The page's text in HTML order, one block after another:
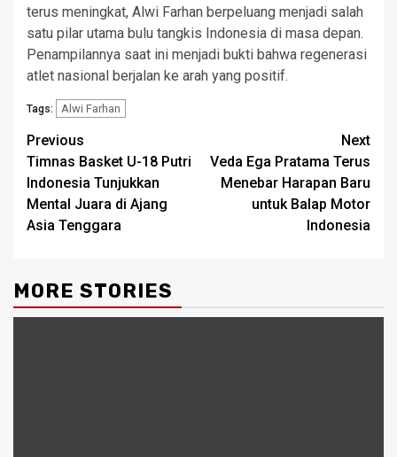
terus meningkat, Alwi Farhan berpeluang menjadi salah
satu pilar utama bulu tangkis Indonesia di masa depan.
Penampilannya saat ini menjadi bukti bahwa regenerasi
atlet nasional berjalan ke arah yang positif.
Tags: Alwi Farhan
Post
navigation
Previous
Timnas Basket U-18 Putri
Indonesia Tunjukkan
Mental Juara di Ajang
Asia Tenggara
Next
Veda Ega Pratama Terus
Menebar Harapan Baru
untuk Balap Motor
Indonesia
MORE STORIES